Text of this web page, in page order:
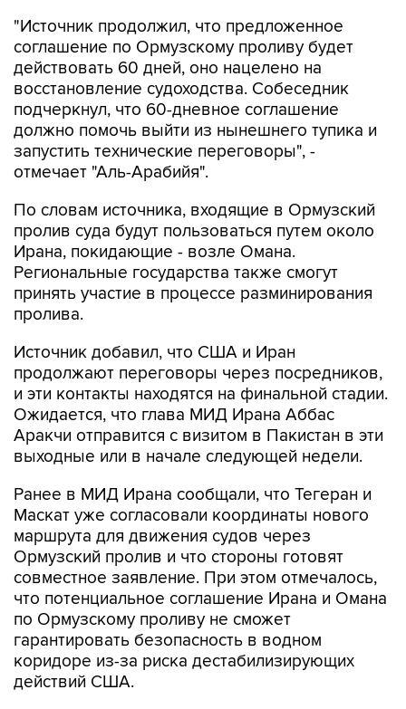
"Источник продолжил, что предложенное
соглашение по Ормузскому проливу будет
действовать 60 дней, оно нацелено на
восстановление судоходства. Собеседник
подчеркнул, что 60-дневное соглашение
должно помочь выйти из нынешнего тупика и
запустить технические переговоры", -
отмечает "Аль-Арабийя".
По словам источника, входящие в Ормузский
пролив суда будут пользоваться путем около
Ирана, покидающие - возле Омана.
Региональные государства также смогут
принять участие в процессе разминирования
пролива.
Источник добавил, что США и Иран
продолжают переговоры через посредников,
и эти контакты находятся на финальной стадии.
Ожидается, что глава МИД Ирана Аббас
Аракчи отправится с визитом в Пакистан в эти
выходные или в начале следующей недели.
Ранее в МИД Ирана сообщали, что Тегеран и
Маскат уже согласовали координаты нового
маршрута для движения судов через
Ормузский пролив и что стороны готовят
совместное заявление. При этом отмечалось,
что потенциальное соглашение Ирана и Омана
по Ормузскому проливу не сможет
гарантировать безопасность в водном
коридоре из-за риска дестабилизирующих
действий США.